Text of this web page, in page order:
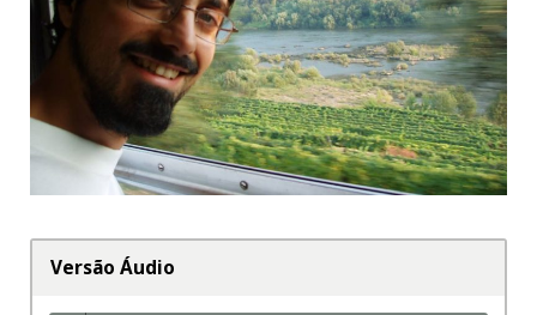
Versão Áudio